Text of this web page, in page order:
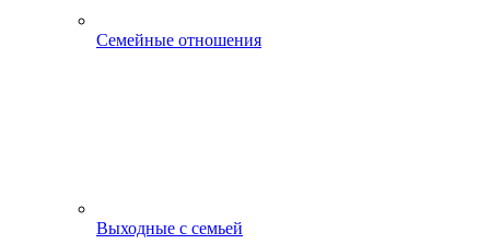
Семейные отношения
Выходные с семьей